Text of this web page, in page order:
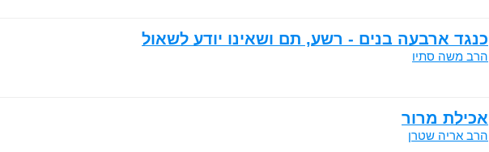
כנגד ארבעה בנים - רשע, תם ושאינו יודע לשאול
הרב משה סתיו
אכילת מרור
הרב אריה שטרן